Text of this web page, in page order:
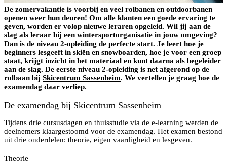
De zomervakantie is voorbij en veel rolbanen en outdoorbanen
openen weer hun deuren! Om alle klanten een goede ervaring te
geven, worden er volop nieuwe leraren opgeleid. Wil jij aan de
slag als leraar bij een wintersportorganisatie in jouw omgeving?
Dan is de niveau 2-opleiding de perfecte start. Je leert hoe je
beginners lesgeeft in skiën en snowboarden, hoe je voor een groep
staat, krijgt inzicht in het materiaal en kunt daarna als begeleider
aan de slag. De eerste niveau 2-opleiding is net afgerond op de
rolbaan bij Skicentrum Sassenheim. We vertellen je graag hoe de
examendag daar verliep.
De examendag bij Skicentrum Sassenheim
Tijdens drie cursusdagen en thuisstudie via de e-learning werden de
deelnemers klaargestoomd voor de examendag. Het examen bestond
uit drie onderdelen: theorie, eigen vaardigheid en lesgeven.
Theorie